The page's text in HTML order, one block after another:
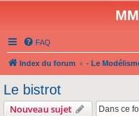
FAQ
Index du forum - Le
Le bistrot
Nouveau sujet